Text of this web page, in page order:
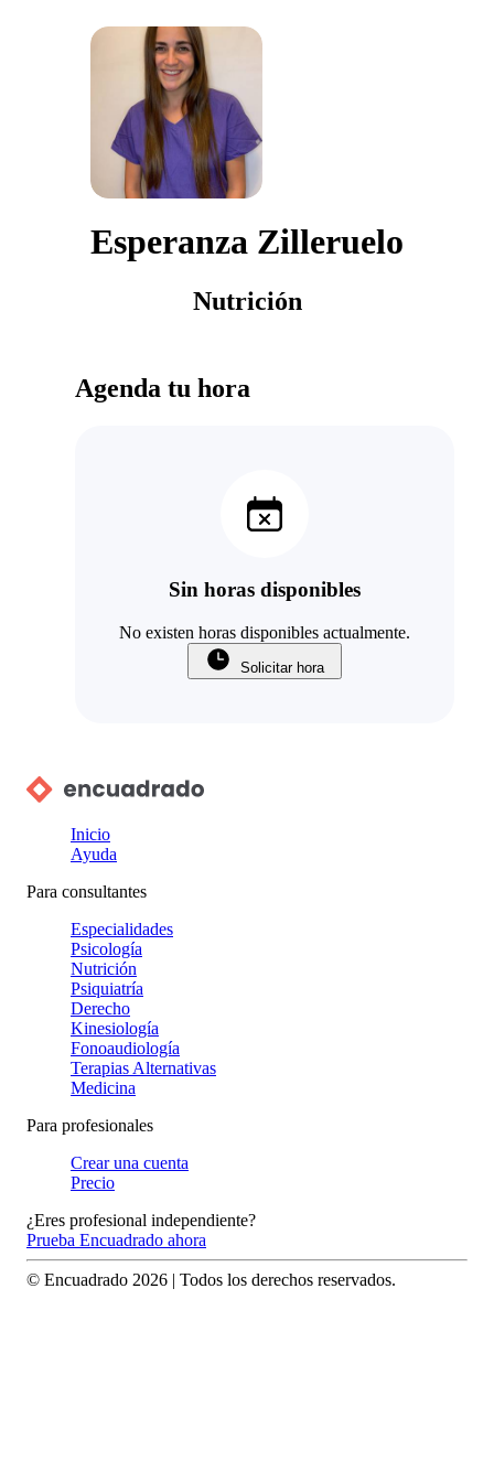
Esperanza Zilleruelo
Nutrición
Agenda tu hora
Sin horas disponibles
No existen horas disponibles actualmente.
Solicitar hora
Inicio
Ayuda
Para consultantes
Especialidades
Psicología
Nutrición
Psiquiatría
Derecho
Kinesiología
Fonoaudiología
Terapias Alternativas
Medicina
Para profesionales
Crear una cuenta
Precio
¿Eres profesional independiente?
Prueba Encuadrado ahora
© Encuadrado 2026 | Todos los derechos reservados.